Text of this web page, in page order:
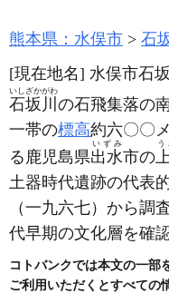
熊本県：水俣市 石
[現在地名] 水俣市石
石坂川
いしざかがわ
の石飛集落の
一帯の標高約六〇〇
る鹿児島県出水
いずみ
市の
う
土器時代遺跡の代表
（一九六七） から調
代早期の文化層を確認
コトバンクでは本文の一部
ご利用いただくとすべての